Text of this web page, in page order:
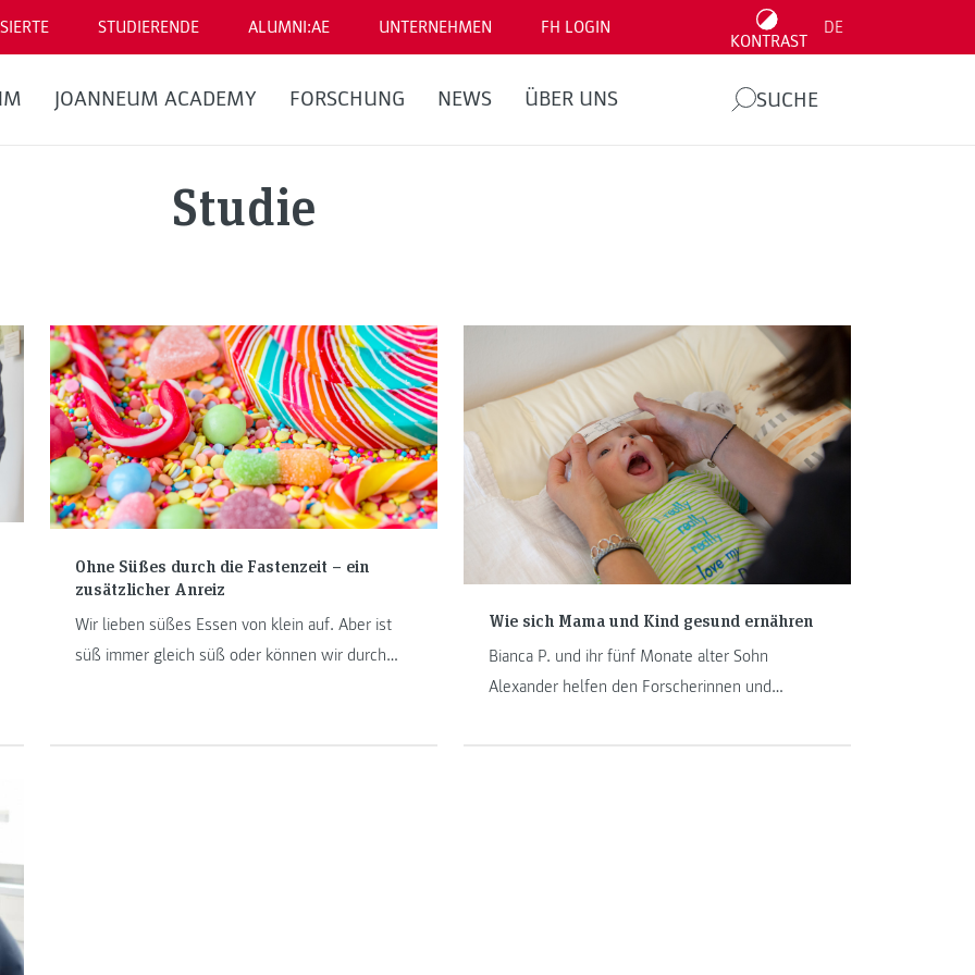
STUDIERENDE ALUMNI:AE UNTERNEHMEN FH LOGIN
KONTRAST
DE
JOANNEUM ACADEMY FORSCHUNG NEWS ÜBER UNS SUCHE
Studie
Ohne Süßes durch die Fastenzeit – ein
zusätzlicher Anreiz
Wir lieben süßes Essen von klein auf. Aber ist
süß immer gleich süß oder können wir durch
Wie sich Mama und Kind gesund ernähren
Bianca P. und ihr fünf Monate alter Sohn
Alexander helfen den Forscherinnen und